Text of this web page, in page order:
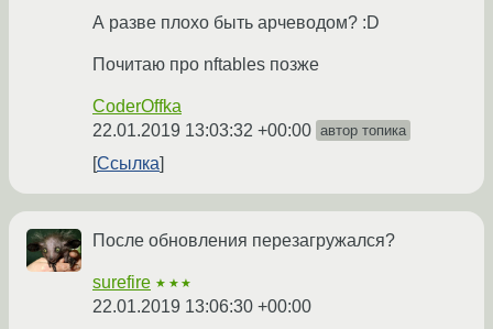
А разве плохо быть арчеводом? :D
Почитаю про nftables позже
CoderOffka
22.01.2019 13:03:32 +00:00 автор топика
Ссылка
После обновления перезагружался?
surefire ★★★
22.01.2019 13:06:30 +00:00